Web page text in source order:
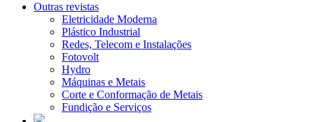
Outras revistas
Eletricidade Moderna
Plástico Industrial
Redes, Telecom e Instalações
Fotovolt
Hydro
Máquinas e Metais
Corte e Conformação de Metais
Fundição e Serviços